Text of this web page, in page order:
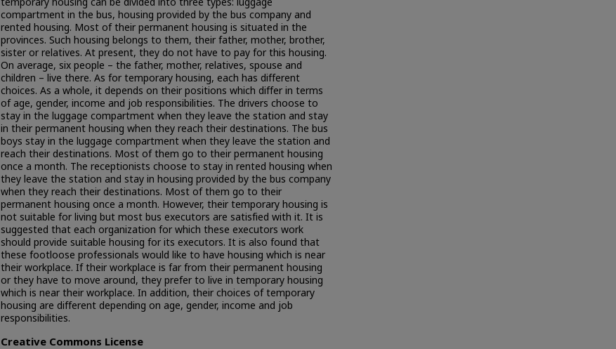
compartment in the bus, housing provided by the bus company and
rented housing. Most of their permanent housing is situated in the
provinces. Such housing belongs to them, their father, mother, brother,
sister or relatives. At present, they do not have to pay for this housing.
On average, six people – the father, mother, relatives, spouse and
children – live there. As for temporary housing, each has different
choices. As a whole, it depends on their positions which differ in terms
of age, gender, income and job responsibilities. The drivers choose to
stay in the luggage compartment when they leave the station and stay
in their permanent housing when they reach their destinations. The bus
boys stay in the luggage compartment when they leave the station and
reach their destinations. Most of them go to their permanent housing
once a month. The receptionists choose to stay in rented housing when
they leave the station and stay in housing provided by the bus company
when they reach their destinations. Most of them go to their
permanent housing once a month. However, their temporary housing is
not suitable for living but most bus executors are satisfied with it. It is
suggested that each organization for which these executors work
should provide suitable housing for its executors. It is also found that
these footloose professionals would like to have housing which is near
their workplace. If their workplace is far from their permanent housing
or they have to move around, they prefer to live in temporary housing
which is near their workplace. In addition, their choices of temporary
housing are different depending on age, gender, income and job
responsibilities.
Creative Commons License